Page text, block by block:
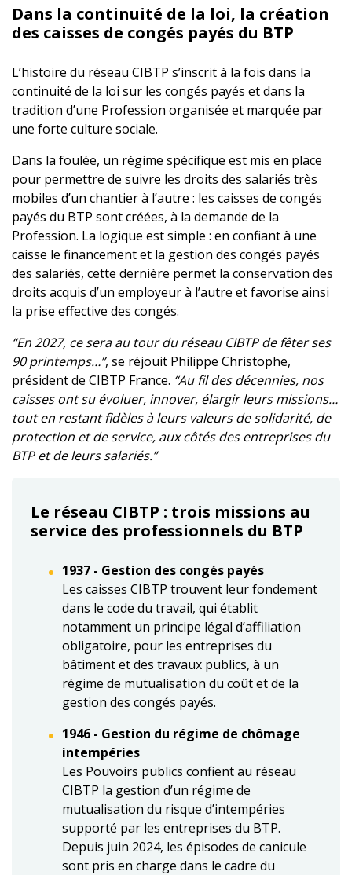
Dans la continuité de la loi, la création
des caisses de congés payés du BTP
L’histoire du réseau CIBTP s’inscrit à la fois dans la
continuité de la loi sur les congés payés et dans la
tradition d’une Profession organisée et marquée par
une forte culture sociale.
Dans la foulée, un régime spécifique est mis en place
pour permettre de suivre les droits des salariés très
mobiles d’un chantier à l’autre : les caisses de congés
payés du BTP sont créées, à la demande de la
Profession. La logique est simple : en confiant à une
caisse le financement et la gestion des congés payés
des salariés, cette dernière permet la conservation des
droits acquis d’un employeur à l’autre et favorise ainsi
la prise effective des congés.
“En 2027, ce sera au tour du réseau CIBTP de fêter ses
90 printemps…”, se réjouit Philippe Christophe,
président de CIBTP France. “Au fil des décennies, nos
caisses ont su évoluer, innover, élargir leurs missions…
tout en restant fidèles à leurs valeurs de solidarité, de
protection et de service, aux côtés des entreprises du
BTP et de leurs salariés.”
Le réseau CIBTP : trois missions au
service des professionnels du BTP
1937 - Gestion des congés payés
Les caisses CIBTP trouvent leur fondement
dans le code du travail, qui établit
notamment un principe légal d’affiliation
obligatoire, pour les entreprises du
bâtiment et des travaux publics, à un
régime de mutualisation du coût et de la
gestion des congés payés.
1946 - Gestion du régime de chômage
intempéries
Les Pouvoirs publics confient au réseau
CIBTP la gestion d’un régime de
mutualisation du risque d’intempéries
supporté par les entreprises du BTP.
Depuis juin 2024, les épisodes de canicule
sont pris en charge dans le cadre du